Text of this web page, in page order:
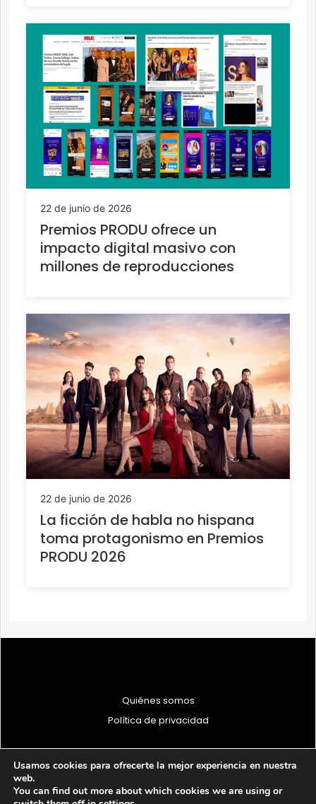
22 de junio de 2026
Premios PRODU ofrece un
impacto digital masivo con
millones de reproducciones
22 de junio de 2026
La ficción de habla no hispana
toma protagonismo en Premios
PRODU 2026
Quiénes somos
Política de privacidad
© 1997 - 2026 PRODU - Todos los derechos reservados
Usamos cookies para ofrecerte la mejor experiencia en nuestra
web.
You can find out more about which cookies we are using or